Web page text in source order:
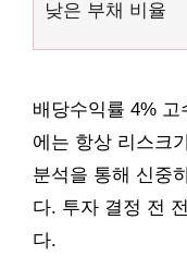
낮은 부채 비율
배당수익률 4%
에는 항상 리스크
분석을 통해 신중
다. 투자 결정 전
다.